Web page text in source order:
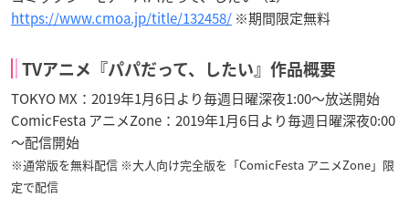
https://www.cmoa.jp/title/132458/ ※期間限定無料
TVアニメ『パパだって、したい』作品概要
TOKYO MX：2019年1月6日より毎週日曜深夜1:00～放送開始
ComicFesta アニメZone：2019年1月6日より毎週日曜深夜0:00
～配信開始
※通常版を無料配信 ※大人向け完全版を「ComicFesta アニメZone」限
定で配信